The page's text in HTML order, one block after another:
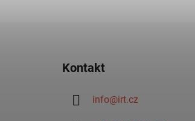
Kontakt
info@irt.cz